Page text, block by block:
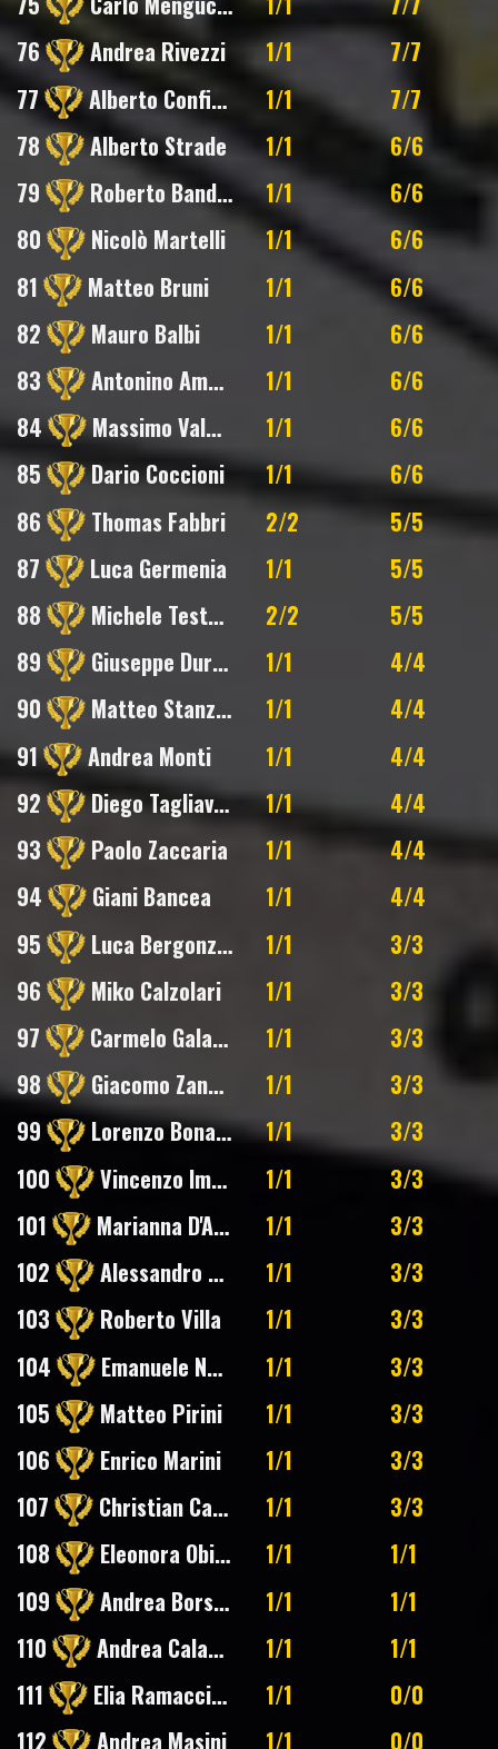
76
Andrea Rivezzi 1/1
7/7
77
Alberto Conficoni 1/1
7/7
78
Alberto Strade 1/1
6/6
79
Roberto Bandiera 1/1
6/6
80
Nicolò Martelli 1/1
6/6
81
Matteo Bruni 1/1
6/6
82
Mauro Balbi 1/1
6/6
83
Antonino Ammirata 1/1
6/6
84
Massimo Valmori 1/1
6/6
85
Dario Coccioni 1/1
6/6
86
Thomas Fabbri 2/2
5/5
87
Luca Germenia 1/1
5/5
88
Michele Testoni 2/2
5/5
89
Giuseppe Durante 1/1
4/4
90
Matteo Stanzani 1/1
4/4
91
Andrea Monti 1/1
4/4
92
Diego Tagliavini 1/1
4/4
93
Paolo Zaccaria 1/1
4/4
94
Giani Bancea 1/1
4/4
95
Luca Bergonzoni 1/1
3/3
96
Miko Calzolari 1/1
3/3
97
Carmelo Galatro 1/1
3/3
98
Giacomo Zannini 1/1
3/3
99
Lorenzo Bonaga 1/1
3/3
100
Vincenzo Imperato 1/1
3/3
101
Marianna D'Amore 1/1
3/3
102
Alessandro Strini 1/1
3/3
103
Roberto Villa 1/1
3/3
104
Emanuele Navarro 1/1
3/3
105
Matteo Pirini 1/1
3/3
106
Enrico Marini 1/1
3/3
107
Christian Capone 1/1
3/3
108
Eleonora Obinu 1/1
1/1
109
Andrea Borsari 1/1
1/1
110
Andrea Calabrese 1/1
1/1
111
Elia Ramacciotti 1/1
0/0
112
Andrea Masini 1/1 0/0